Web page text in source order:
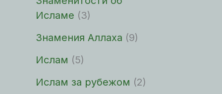
Исламе (3)
Знамения Аллаха (9)
Ислам (5)
Ислам за рубежом (2)